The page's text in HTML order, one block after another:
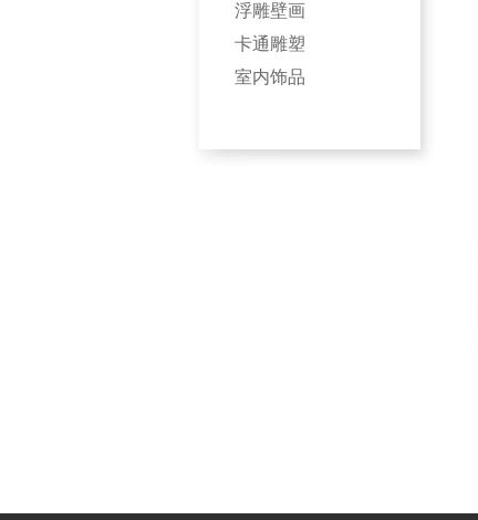
浮雕壁画
卡通雕塑
室内饰品